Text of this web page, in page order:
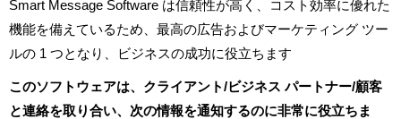
Smart Message Software は信頼性が高く、コスト効率に優れた
機能を備えているため、最高の広告およびマーケティング ツー
ルの 1 つとなり、ビジネスの成功に役立ちます
このソフトウェアは、クライアント/ビジネス パートナー/顧客
と連絡を取り合い、次の情報を通知するのに非常に役立ちま